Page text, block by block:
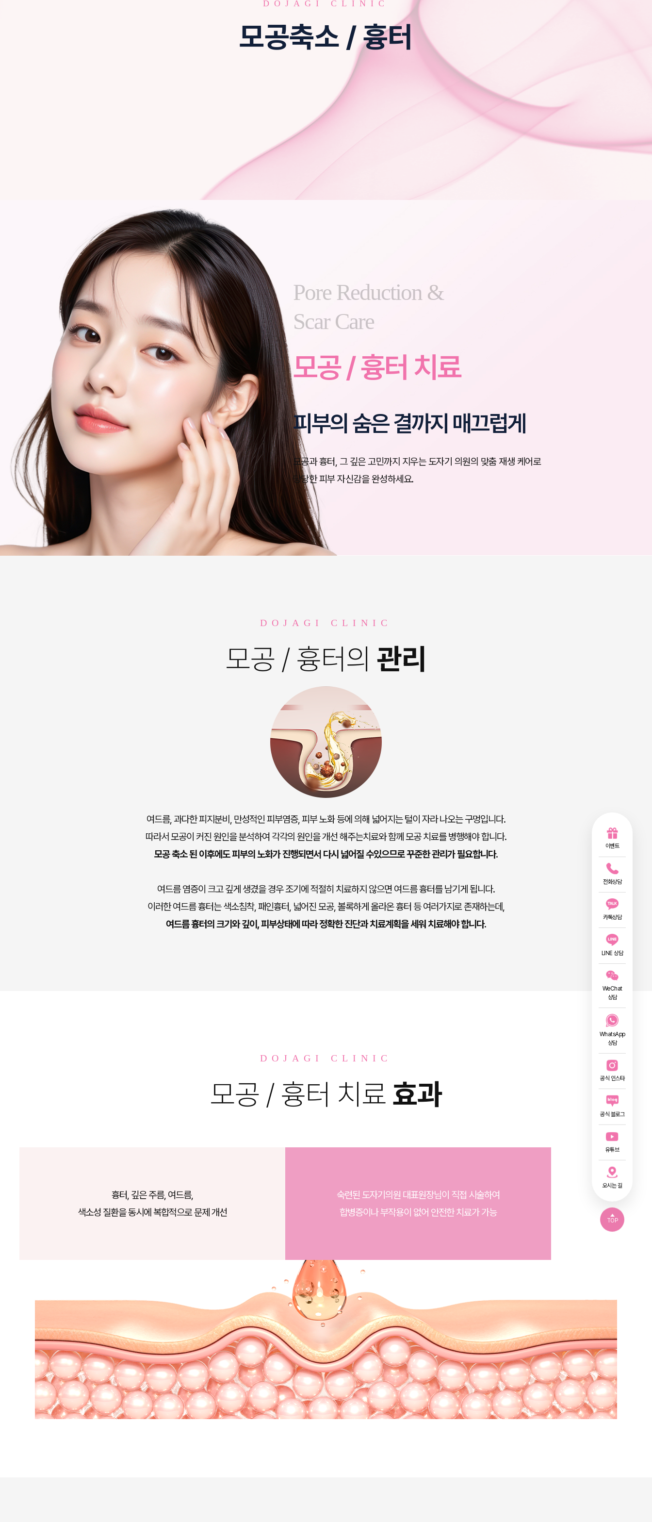
DOJAGI CLINIC
모공축소 / 흉터
Pore Reduction &
Scar Care
모공 / 흉터 치료
피부의 숨은 결까지 매끄럽게
모공과 흉터, 그 깊은 고민까지 지우는 도자기 의원의 맞춤 재생 케어로
당당한 피부 자신감을 완성하세요.
DOJAGI CLINIC
모공 / 흉터의 관리
여드름, 과다한 피지분비, 만성적인 피부염증, 피부 노화 등에 의해 넓어지는 털이 자라 나오는 구멍입니다.
따라서 모공이 커진 원인을 분석하여 각각의 원인을 개선 해주는치료와 함께 모공 치료를 병행해야 합니다.
모공 축소 된 이후에도 피부의 노화가 진행되면서 다시 넓어질 수있으므로 꾸준한 관리가 필요합니다.
여드름 염증이 크고 깊게 생겼을 경우 조기에 적절히 치료하지 않으면 여드름 흉터를 남기게 됩니다.
이러한 여드름 흉터는 색소침착, 패인흉터, 넓어진 모공, 볼록하게 올라온 흉터 등 여러가지로 존재하는데,
여드름 흉터의 크기와 깊이, 피부상태에 따라 정확한 진단과 치료계획을 세워 치료해야 합니다.
DOJAGI CLINIC
모공 / 흉터 치료 효과
흉터, 깊은 주름, 여드름,
색소성 질환을 동시에 복합적으로 문제 개선
숙련된 도자기의원 대표원장님이 직접 시술하여
합병증이나 부작용이 없어 안전한 치료가 가능
이벤트
전화상담
카톡상담
LINE 상담
WeChat
상담
WhatsApp
상담
공식 인스타
공식 블로그
유튜브
오시는 길
TOP